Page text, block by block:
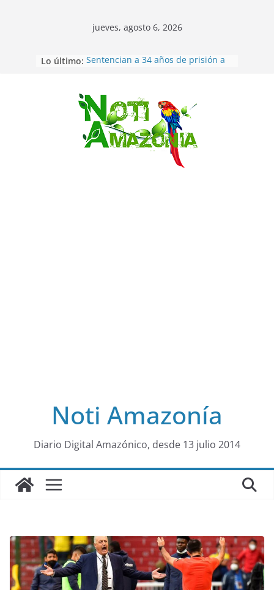
Saltar
al
jueves, agosto 6, 2026
Lo último: Sentencian a 34 años de prisión a
Vozinha, el arquero sensación de
cabo Verde, ya llegó para
incorporarse a Colo Colo de Chile
Pastaza: la parroquia Diez de
Agosto eligió a su nueva reina por
La “deuda de sueño”: una alerta
Noti Amazonía
Diario Digital Amazónico, desde 13 julio 2014